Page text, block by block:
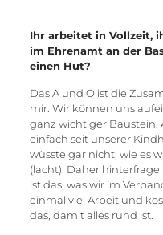
Ihr arbeitet in Vollzeit,
im Ehrenamt an der
einen Hut?
Das A und O ist die
mir. Wir können uns
ganz wichtiger Baustein.
einfach seit unserer
wüsste gar nicht, wie es
(lacht). Daher
ist das, was wir im
einmal viel Arbeit und
das, damit alles rund ist.